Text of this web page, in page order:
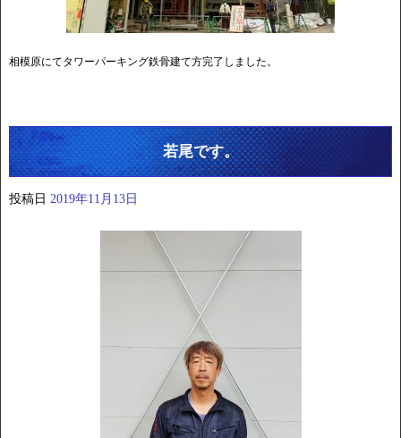
相模原にてタワーパーキング鉄骨建て方完了しました。
若尾です。
投稿日 2019年11月13日